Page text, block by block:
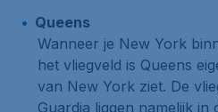
Queens
Wanneer je New York
het vliegveld is Queens
van New York ziet. De
Guardia liggen namelijk in